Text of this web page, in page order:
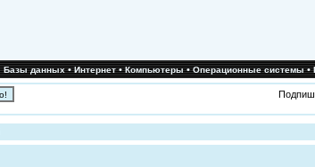
Базы данных•Интернет•Компьютеры•Операционные системы•